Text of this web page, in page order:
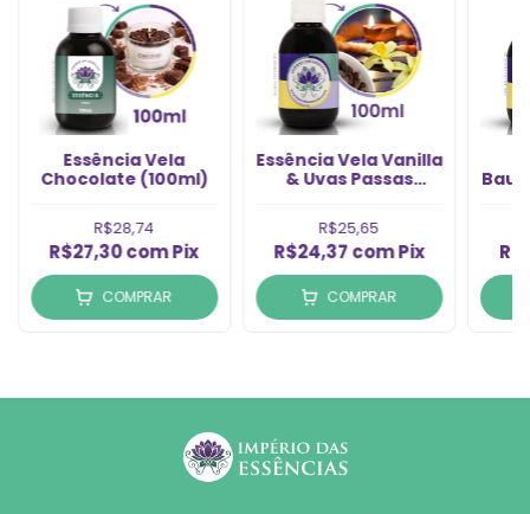
Essência Vela
Chocolate (100ml)
R$28,74
R$27,30comPix
COMPRAR
Essência Vela Vanilla
& Uvas Passas
R$25,65
R$24,37comPix
COMPRAR